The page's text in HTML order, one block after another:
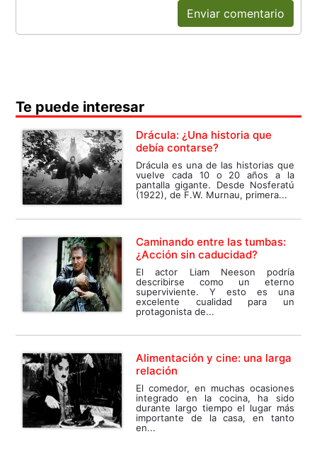
Enviar comentario
Te puede interesar
Drácula: ¿Una historia que
debía contarse?
Drácula es una de las historias que
vuelve cada 10 o 20 años a la
pantalla gigante. Desde Nosferatú
(1922), de F.W. Murnau, primera...
Caminando entre las tumbas:
¿Acción sin caducidad?
El actor Liam Neeson podría
describirse como un eterno
superviviente. Y esto es una
excelente cualidad para un
protagonista de...
Alimentación y cine: una larga
relación
El comedor, en muchas ocasiones
integrado en la cocina, ha sido
durante largo tiempo el lugar más
importante de la casa, en tanto
en...